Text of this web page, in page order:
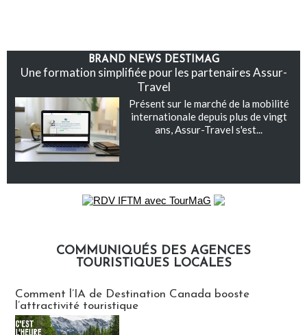
BRAND NEWS DESTIMAG
Une formation simplifiée pour les partenaires Assur-
Travel
Présent sur le marché de la mobilité
internationale depuis plus de vingt
ans, Assur-Travel s'est...
COMMUNIQUÉS DES AGENCES
TOURISTIQUES LOCALES
Comment l’IA de Destination Canada booste
l’attractivité touristique